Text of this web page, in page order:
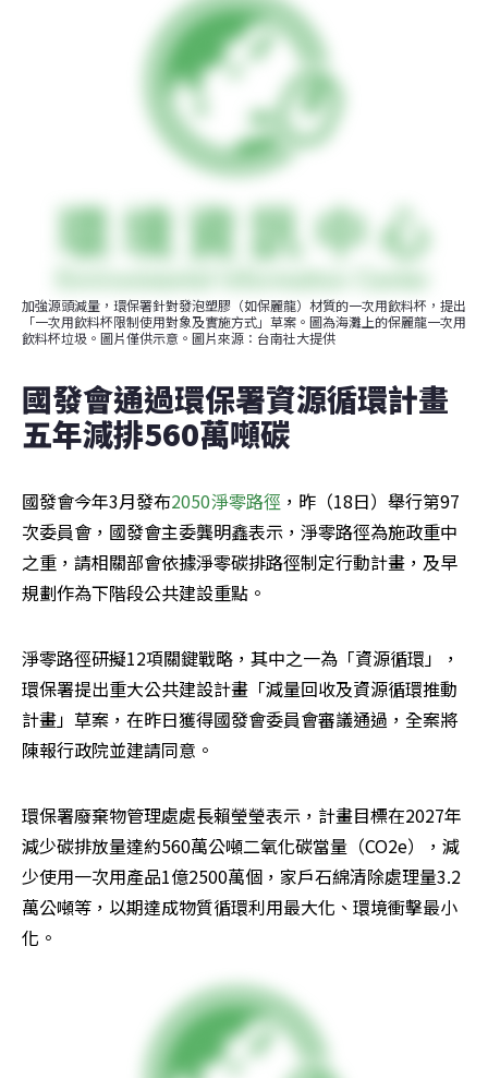
加強源頭減量，環保署針對發泡塑膠（如保麗龍）材質的一次用飲料杯，提出
「一次用飲料杯限制使用對象及實施方式」草案。圖為海灘上的保麗龍一次用
飲料杯垃圾。圖片僅供示意。圖片來源：台南社大提供
國發會通過環保署資源循環計畫
五年減排560萬噸碳
國發會今年3月發布2050淨零路徑 ，昨（18日）舉行第97
次委員會，國發會主委龔明鑫表示，淨零路徑為施政重中
之重，請相關部會依據淨零碳排路徑制定行動計畫，及早
規劃作為下階段公共建設重點。
淨零路徑研擬12項關鍵戰略，其中之一為「資源循環」，
環保署提出重大公共建設計畫「減量回收及資源循環推動
計畫」草案，在昨日獲得國發會委員會審議通過，全案將
陳報行政院並建請同意。
環保署廢棄物管理處處長賴瑩瑩表示，計畫目標在2027年
減少碳排放量達約560萬公噸二氧化碳當量（CO2e），減
少使用一次用產品1億2500萬個，家戶石綿清除處理量3.2
萬公噸等，以期達成物質循環利用最大化、環境衝擊最小
化。